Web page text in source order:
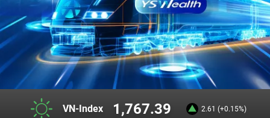
VN-Index 1,767.39 2.61 (+0.15%)